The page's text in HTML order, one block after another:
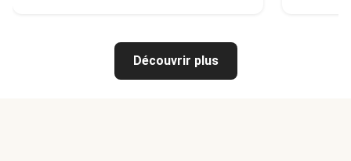
Découvrir plus